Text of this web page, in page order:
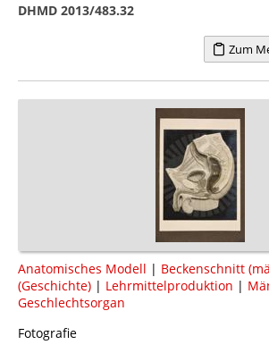
DHMD 2013/483.32
Zum
Anatomisches Modell | Beckenschnitt
(Geschichte) | Lehrmittelproduktion |
Geschlechtsorgan
Fotografie